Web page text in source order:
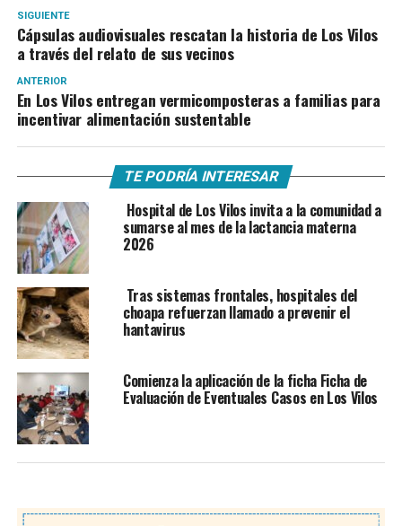
SIGUIENTE
Cápsulas audiovisuales rescatan la historia de Los Vilos
a través del relato de sus vecinos
ANTERIOR
En Los Vilos entregan vermicomposteras a familias para
incentivar alimentación sustentable
TE PODRÍA INTERESAR
Hospital de Los Vilos invita a la comunidad a
sumarse al mes de la lactancia materna
2026
Tras sistemas frontales, hospitales del
choapa refuerzan llamado a prevenir el
hantavirus
Comienza la aplicación de la ficha Ficha de
Evaluación de Eventuales Casos en Los Vilos